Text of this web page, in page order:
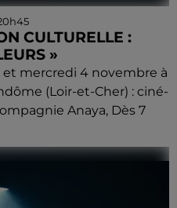
CULTURELLE :
»
et mercredi 4 novembre à
(Loir-et-Cher) : ciné-
Anaya, Dès 7